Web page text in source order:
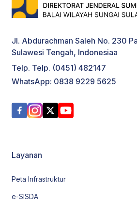
Jl. Abdurachman Saleh No. 230
Sulawesi Tengah, Indonesiaa
Telp. Telp. (0451) 482147
WhatsApp: 0838 9229 5625
Layanan
Peta Infrastruktur
e-SISDA